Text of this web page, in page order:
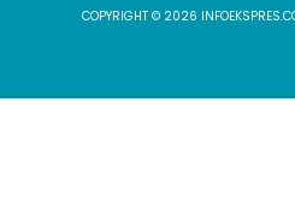
COPYRIGHT © 2026